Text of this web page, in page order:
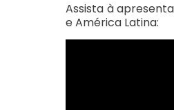
Assista à
e América Latina: